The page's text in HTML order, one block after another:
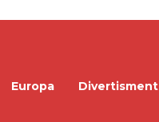
Europa
Divertisment